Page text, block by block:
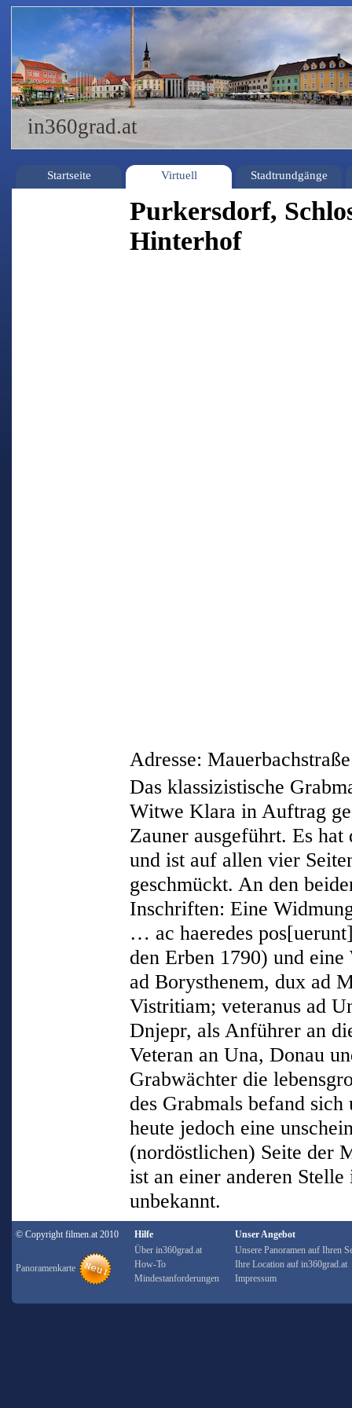
in360grad.at
Startseite Virtuell Stadtrundgänge
Purkersdorf,
Hinterhof
Adresse:
Das klassizistische
Witwe Klara in Auftrag
Zauner ausgeführt. Es
und ist auf allen vier
geschmückt. An den
Inschriften: Eine
… ac haeredes
den Erben 1790) und
ad Borysthenem, dux ad
Vistritiam; veteranus ad
Dnjepr, als Anführer an
Veteran an Una, Donau
Grabwächter die
des Grabmals befand
heute jedoch eine
(nordöstlichen) Seite der
ist an einer anderen
unbekannt.
© Copyright filmen.at 2010
Panoramenkarte
Hilfe
Über in360grad.at
How-To
Mindestanforderungen
Unser Angebot
Unsere Panoramen auf Ihren
Ihre Location auf in360grad.at
Impressum